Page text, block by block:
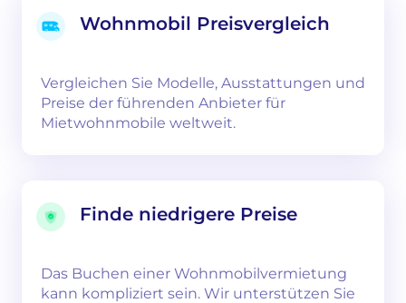
Wohnmobil Preisvergleich
Vergleichen Sie Modelle, Ausstattungen und
Preise der führenden Anbieter für
Mietwohnmobile weltweit.
Finde niedrigere Preise
Das Buchen einer Wohnmobilvermietung
kann kompliziert sein. Wir unterstützen Sie